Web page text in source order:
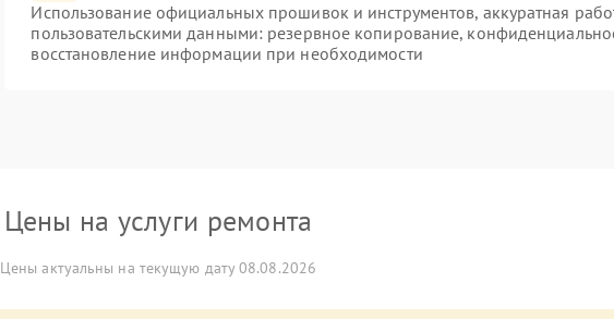
Использование официальных прошивок и инструментов, аккуратная
пользовательскими данными: резервное копирование,
восстановление информации при необходимости
Цены на услуги ремонта
Цены актуальны на текущую дату 08.08.2026